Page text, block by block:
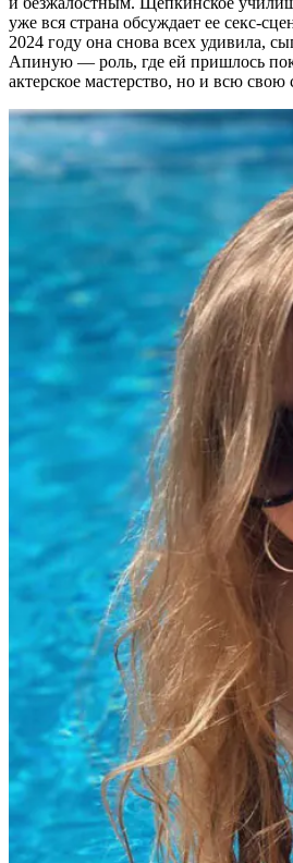
уже вся страна обсуждает ее секс-
2024 году она снова всех удивила,
Апиную — роль, где ей пришлось
актерское мастерство, но и всю свою